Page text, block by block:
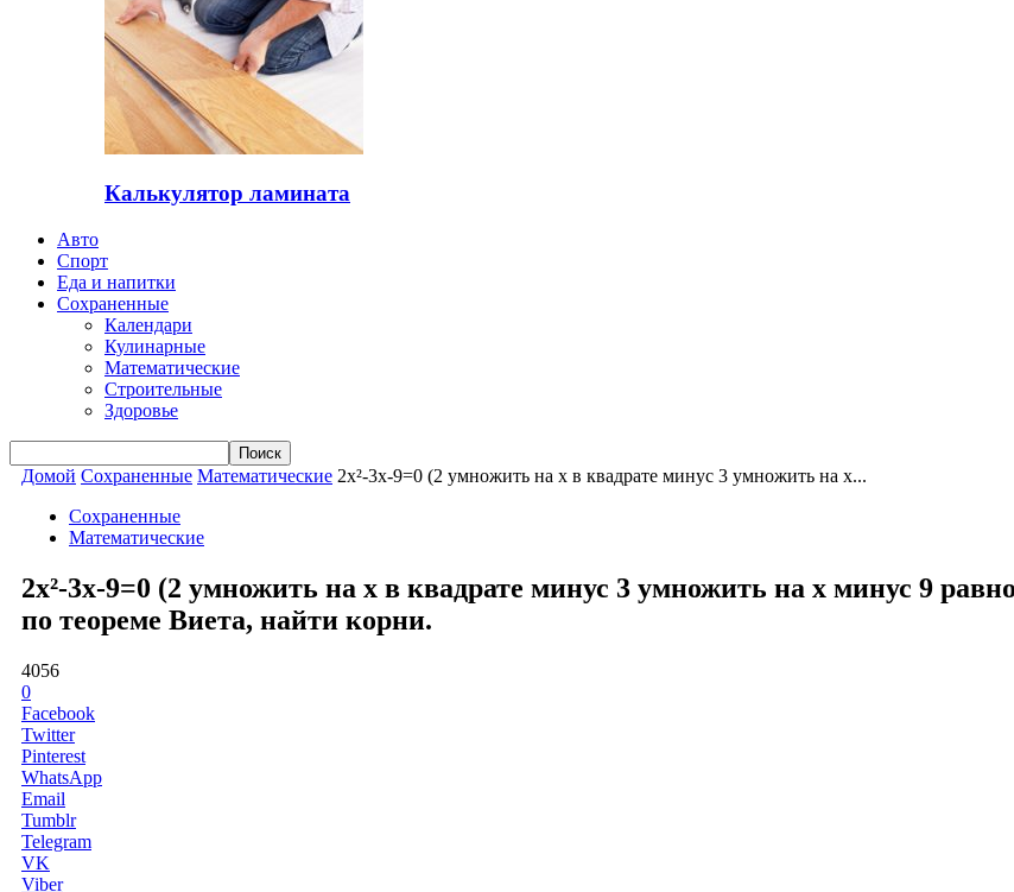
Калькулятор ламината
Авто
Спорт
Еда и напитки
Сохраненные
Календари
Кулинарные
Математические
Строительные
Здоровье
Домой Сохраненные Математические 2x²-3x-9=0 (2 умножить на x в квадрате минус 3 умножить на x...
Сохраненные
Математические
2x²-3x-9=0 (2 умножить на x в квадрате минус 3 умножить на x минус 9
по теореме Виета, найти корни.
4056
0
Facebook
Twitter
Pinterest
WhatsApp
Email
Tumblr
Telegram
VK
Viber